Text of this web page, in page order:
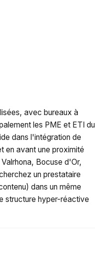
avec bureaux à
les PME et ETI du
dans l'intégration de
en avant une proximité
Bocuse d'Or,
un prestataire
dans un même
structure hyper-réactive